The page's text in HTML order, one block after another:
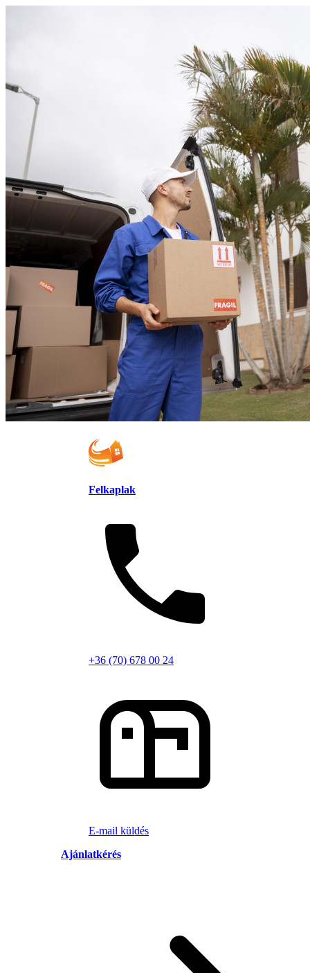
Felkaplak
+36 (70) 678 00 24
E-mail küldés
Ajánlatkérés